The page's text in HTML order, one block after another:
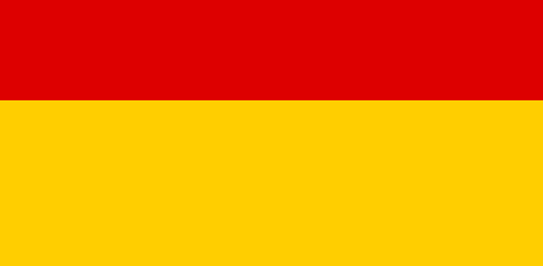
1.Panoramă Turnul Sfatului